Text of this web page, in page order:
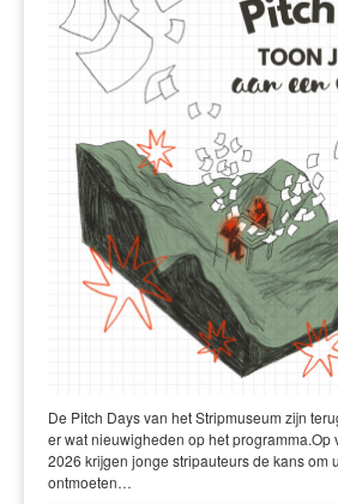
De Pitch Days van het Stripmuseum zijn
er wat nieuwigheden op het programma.Op
2026 krijgen jonge stripauteurs de kans om
ontmoeten…